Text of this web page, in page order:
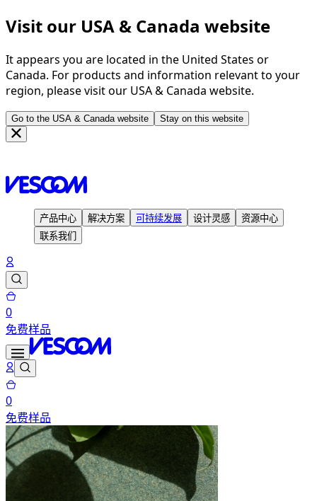
Visit our USA & Canada website
It appears you are located in the United States or
Canada. For products and information relevant to your
region, please visit our USA & Canada website.
Go to the USA & Canada website Stay on this website
产品中心 解决方案 可持续发展 设计灵感
资源中心
联系我们
0
免费样品
0
免费样品